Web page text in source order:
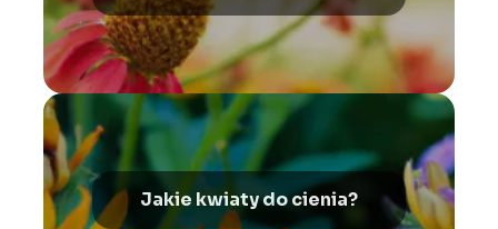
Jakie kwiaty do cienia?